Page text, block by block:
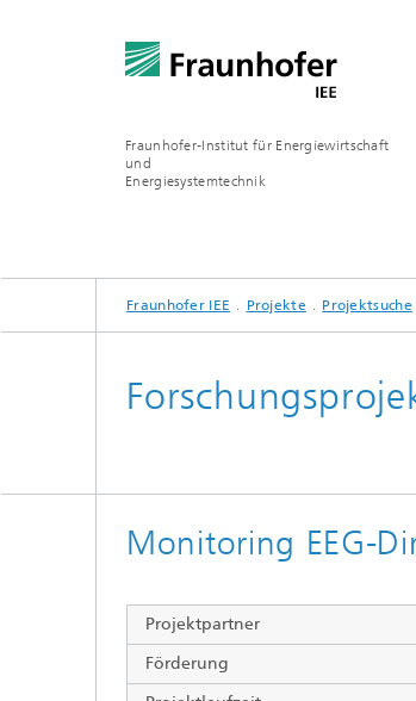
Fraunhofer-Institut für Energiewirtschaft
und
Energiesystemtechnik
ANWENDUNGSFELDER
LEITTHEMEN
FORSCHUNGSSCHWERPUNKTE
PROJEKTE
TESTZENTREN
Fraunhofer IEE Projekte Projektsuche
Monitoring EEG-
Projektpartner
Förderung